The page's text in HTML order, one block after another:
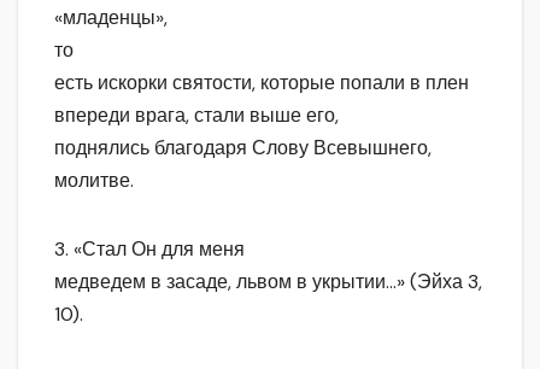
«младенцы»,
то
есть искорки святости, которые попали в плен
впереди врага, стали выше его,
поднялись благодаря Слову Всевышнего,
молитве.
3. «Стал Он для меня
медведем в засаде, львом в укрытии…» (Эйха 3,
10).